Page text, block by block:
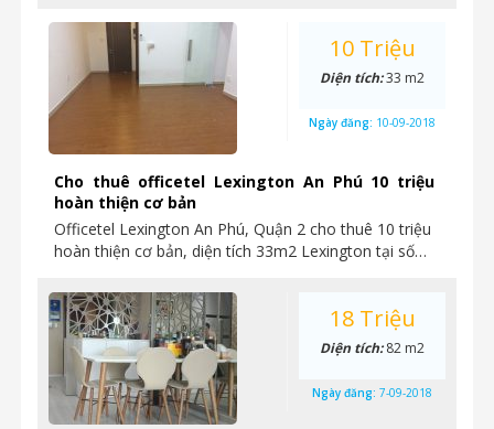
Cho thuê officetel Lexington An Phú 10 triệu
hoàn thiện cơ bản
Officetel Lexington An Phú, Quận 2 cho thuê 10 triệu
hoàn thiện cơ bản, diện tích 33m2 Lexington tại số…
10 Triệu
Diện tích:33 m2
Ngày đăng: 10-09-2018
18 Triệu
Diện tích:82 m2
Ngày đăng: 7-09-2018